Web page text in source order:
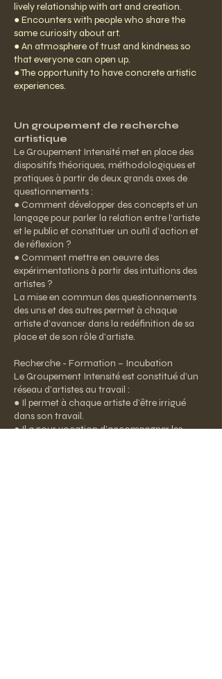
lively relationship with art and creation.
● Encounters with people who share the
same curiosity about art.
● An atmosphere of trust and kindness so
that everyone can open up.
● The opportunity to have concrete artistic
experiences.
Un groupement de recherche
artistique
Le Groupement Intensité met en place des
dispositifs théoriques, méthodologiques et
pratiques à partir de deux grands axes de
questionnements :
● Comment développer des concepts et un
langage pour parler la relation entre l’artiste
et le public et constituer un outil d’action et
de réflexion ?
● Comment mettre en oeuvre des
expérimentations à partir des intuitions des
artistes ?
La mise en commun des questionnements
des uns et des autres permet à chaque
artiste d'avancer dans la redéfinition de sa
place et de son rôle d'artiste.
Recherche - Formation – Incubation
Le Groupement Intensité est constitué d’un
réseau d’artistes au travail :
● Il permet à chaque artiste d’être irrigué
dans son travail.
● Il a pour vocation d’accompagner les